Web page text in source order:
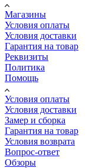
Магазины
Условия оплаты
Условия доставки
Гарантия на товар
Реквизиты
Политика
Помощь
Условия оплаты
Условия доставки
Замер и сборка
Гарантия на товар
Условия возврата
Вопрос-ответ
Обзоры